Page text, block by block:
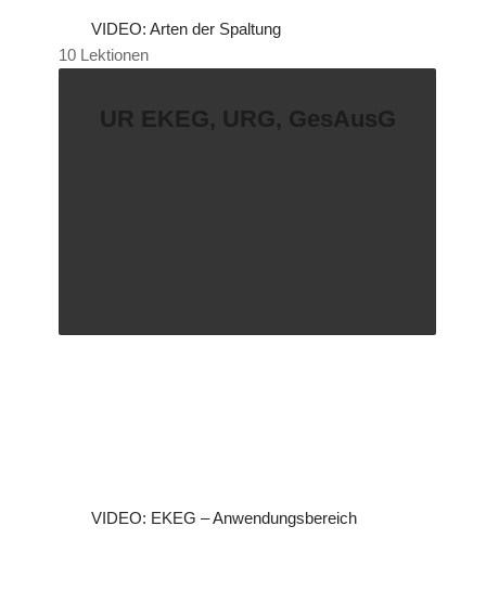
VIDEO: Arten der Spaltung
10 Lektionen
UR EKEG, URG, GesAusG
VIDEO: EKEG – Anwendungsbereich